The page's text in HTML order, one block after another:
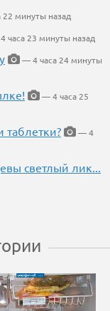
минуты назад
часа 23 минуты назад
— 4 часа 24 минуты
— 4 часа 25
таблетки?
— 4
светлый лик...